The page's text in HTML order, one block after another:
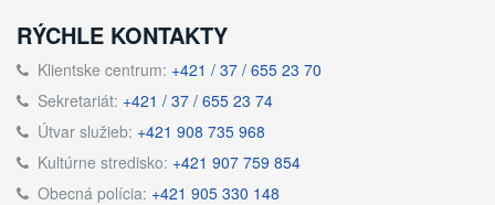
RÝCHLE KONTAKTY
Klientske centrum: +421 / 37 / 655 23 70
Sekretariát: +421 / 37 / 655 23 74
Útvar služieb: +421 908 735 968
Kultúrne stredisko: +421 907 759 854
Obecná polícia: +421 905 330 148